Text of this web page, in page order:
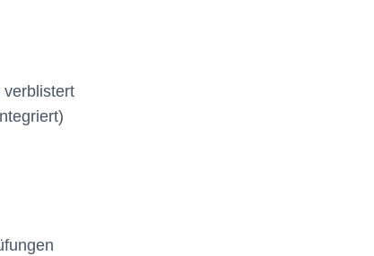
verblistert